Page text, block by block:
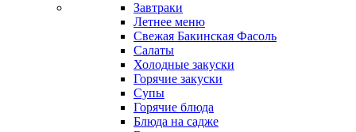
Завтраки
Летнее меню
Свежая Бакинская Фасоль
Салаты
Холодные закуски
Горячие закуски
Супы
Горячие блюда
Блюда на садже